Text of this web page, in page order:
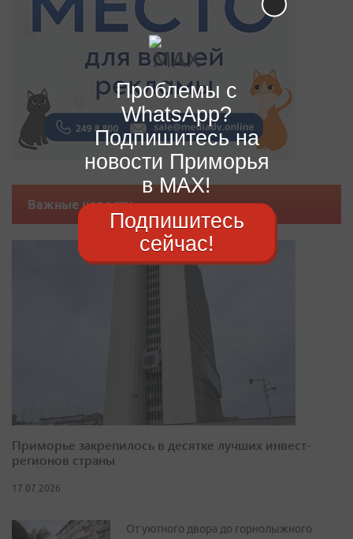
Важные новости
Приморье закрепилось в десятке лучших инвест-
регионов страны
17.07.2026
От уютного двора до горнолыжного
Проблемы с
WhatsApp?
Подпишитесь на
новости Приморья
в MAX!
Подпишитесь
сейчас!